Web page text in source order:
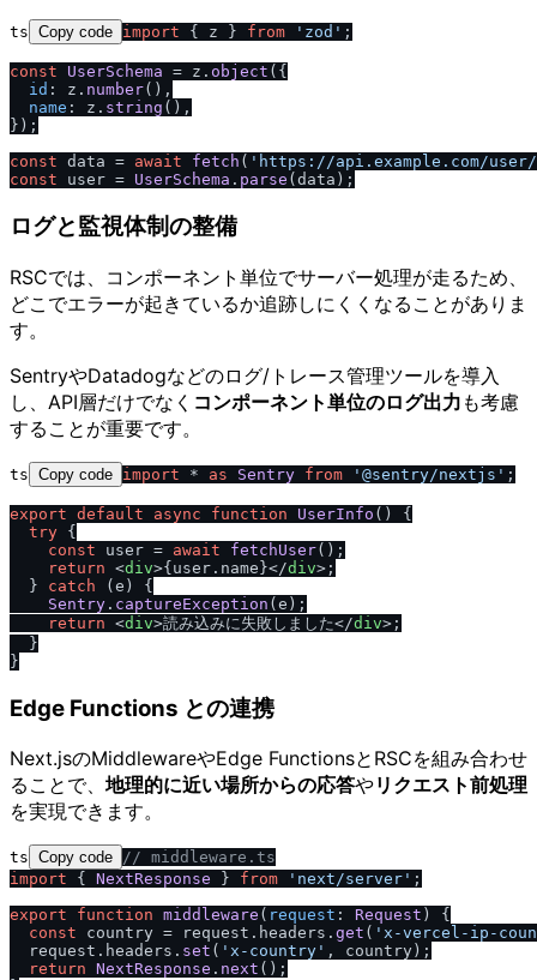
ts Copy code import { z } from 'zod' ;
const UserSchema = z. object ({
id : z. number(),
name : z. string (),
});
const data = await fetch ( 'https: //api.example.com/user/
const user = UserSchema . parse
ログと監視体制の整備
RSCでは、コンポーネント単位でサーバー処理が走るため、
どこでエラーが起きているか追跡しにくくなることがありま
す。
SentryやDatadogなどのログ/トレース管理ツールを導入
し、API層だけでなく コンポーネント単位のログ出力 も考慮
することが重要です。
ts Copy code import * as Sentry from '@sentry/nextjs' ;
export default async function UserInfo ( ) {
try {
const user = await fetchUser();
return <div>{user.name}</div> ;
  }
catch (e) {
Sentry . captureException (e);
return <div>読み込みに失敗しました</div> ;
  }
Edge Functions との連携
Next.jsのMiddlewareやEdge FunctionsとRSCを組み合わせ
ることで、 地理的に近い場所からの応答やリクエスト前処理
を実現できます。
ts Copy code // middleware.ts
import { NextResponse } from 'next/server' ;
export
function middleware ( request : Request ) {
const country = request. headers . get ( 'x-vercel-ip-
  request.
headers . set ( 'x-country' , country);
return NextResponse . next ();